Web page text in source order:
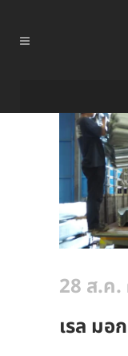
28 ส.ค.
เรล มอ